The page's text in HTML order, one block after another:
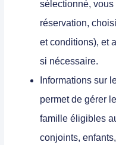
sélectionné,
réservation,
et conditions), et
si nécessaire.
Informations sur
permet de gérer
famille éligibles
conjoints,